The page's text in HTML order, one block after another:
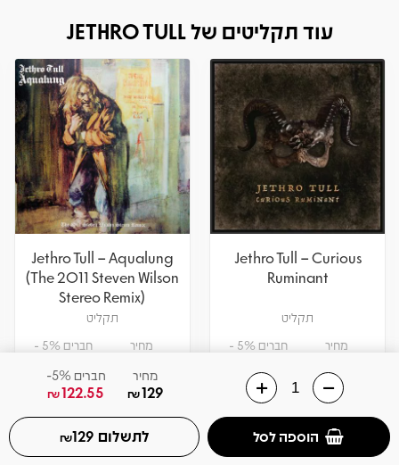
מחיר
129
₪
חברים 5%-
122.55
₪
הוספה לסל לתשלום 129
₪
עוד תקליטים של JETHRO TULL
Jethro Tull – Curious
Ruminant
תקליט
מחיר חברים 5% -
הוספה לסל
Jethro Tull – Aqualung
(The 2011 Steven Wilson
Stereo Remix)
תקליט
מחיר חברים 5% -
הוספה לסל